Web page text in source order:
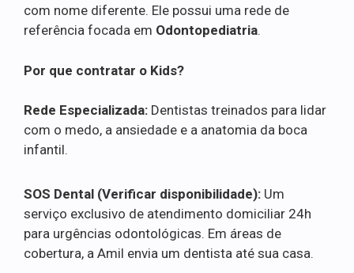
com nome diferente. Ele possui uma rede de
referência focada em Odontopediatria.
Por que contratar o Kids?
Rede Especializada: Dentistas treinados para lidar
com o medo, a ansiedade e a anatomia da boca
infantil.
SOS Dental (Verificar disponibilidade): Um
serviço exclusivo de atendimento domiciliar 24h
para urgências odontológicas. Em áreas de
cobertura, a Amil envia um dentista até sua casa.